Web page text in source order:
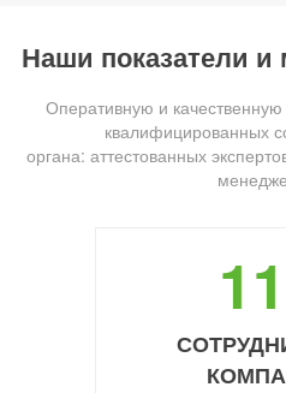
Наши показатели и
Оперативную и
квалифицированных
органа: аттестованных